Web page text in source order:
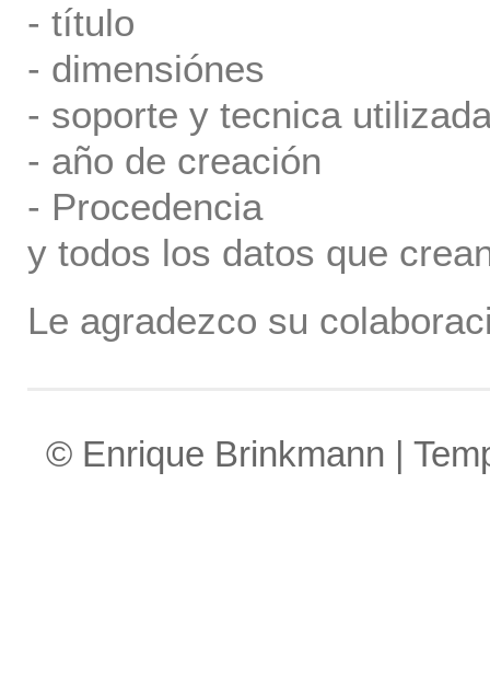
- título
- dimensiónes
- soporte y tecnica
- año de creación
- Procedencia
y todos los datos que
Le agradezco su
© Enrique Brinkmann |